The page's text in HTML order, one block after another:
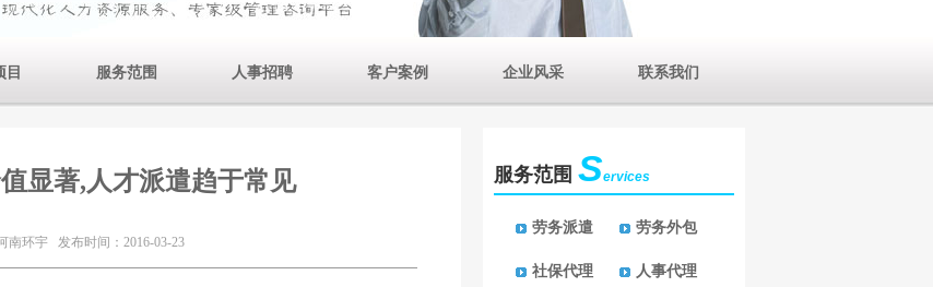
目 服务范围 人事招聘 客户案例 企业风采 联系我们
服务范围 Services
劳务派遣 劳务外包
社保代理 人事代理
显著,人才派遣趋于常见
南环宇 发布时间：2016-03-23